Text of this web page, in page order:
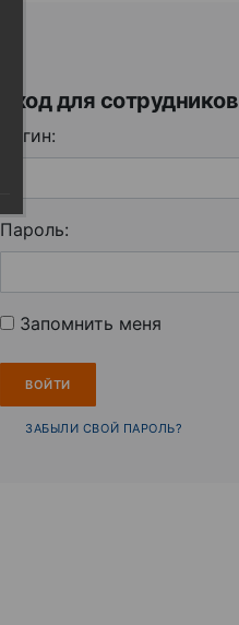
Вход для сотрудников
Логин:
Пароль:
Запомнить меня
ЗАБЫЛИ СВОЙ ПАРОЛЬ?